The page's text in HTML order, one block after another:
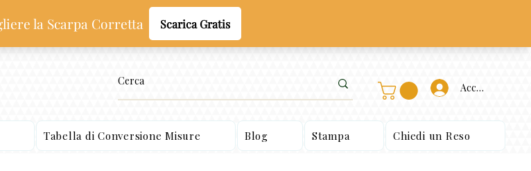
Accedi
Tabella di Conversione Misure Blog Stampa Chiedi un Reso